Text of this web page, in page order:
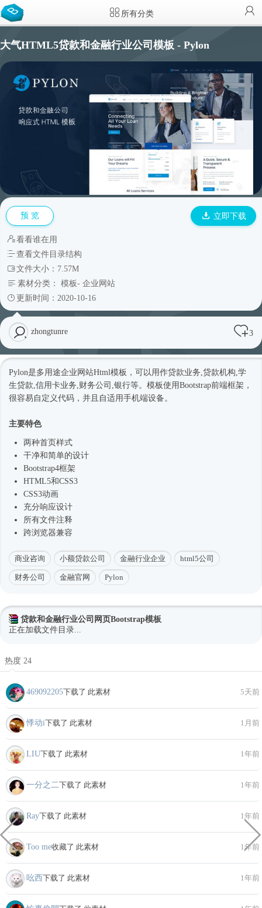
所有分类
大气HTML5贷款和金融行业公司模板 - Pylon
预 览 立即下载
看看谁在用
查看文件目录结构
文件大小：7.57M
素材分类： 模板- 企业网站
更新时间：2020-10-16
zhongtunre 3
Pylon是多用途企业网站Html模板 ，可以用作贷款业务,贷款机构,学
生贷款,信用卡业务,财务公司,银行等。模板使用Bootstrap前端框架，
很容易自定义代码，并且自适用手机端设备。
主要特色
两种首页样式
干净和简单的设计
Bootstrap4框架
HTML5和CSS3
CSS3动画
充分响应设计
所有文件注释
跨浏览器兼容
商业咨询 小额贷款公司 金融行业企业 html5公司
财务公司 金融官网 Pylon
贷款和金融行业公司网页Bootstrap模板
正在加载文件目录...
热度 24
469092205下载了 此素材 5天前
悸动i下载了 此素材 1月前
LIU下载了 此素材 1年前
一分之二下载了 此素材 1年前
Ray下载了 此素材 1年前
Too me收藏了 此素材 1年前
吆西下载了 此素材 1年前